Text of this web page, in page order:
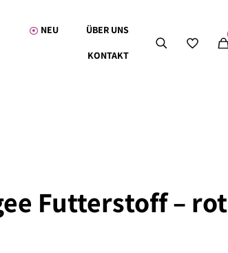
NEU ÜBER UNS
KONTAKT
Futterstoff – rot